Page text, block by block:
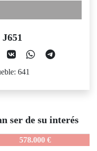
641
ser de su interés